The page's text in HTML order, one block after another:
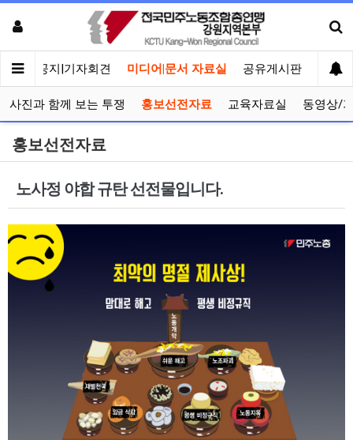
인 공지|기자회견 미디어|문서 자료실 공유게시판 선거
사진과 함께 보는 투쟁 홍보선전자료 교육자료실 동영상/
홍보선전자료
노사정 야합 규탄 선전물입니다.